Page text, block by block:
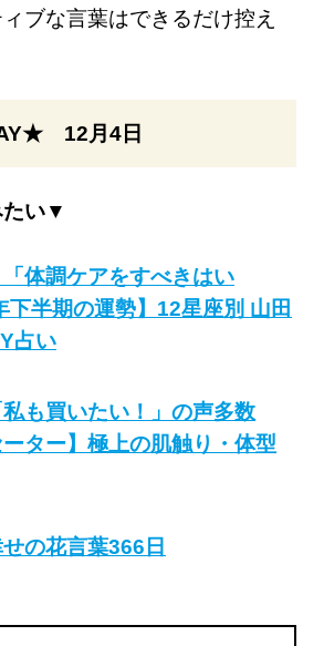
ブな言葉はできるだけ控え
12月4日
たい▼
体調ケアをすべきはい
下半期の運勢】12星座別 山田
占い
も買いたい！」の声多数
ーター】極上の肌触り・体型
の花言葉366日